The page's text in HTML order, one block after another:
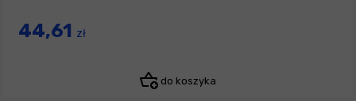
44,61 zł
do koszyka